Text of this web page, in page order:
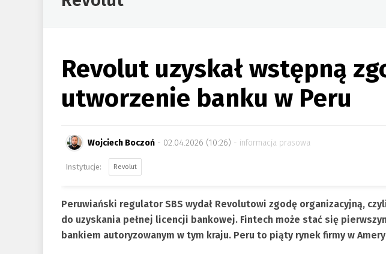
Revolut uzyskał wstępną
utworzenie banku w Peru
Wojciech Boczoń - 02.04.2026 (10:26) informacja prasowa
Revolut
Peruwiański regulator SBS wydał Revolutowi zgodę organizacyjną,
do uzyskania pełnej licencji bankowej. Fintech może stać się
bankiem autoryzowanym w tym kraju. Peru to piąty rynek firmy w